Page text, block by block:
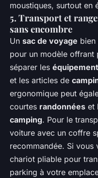
moustiques, surtout en
5. Transport et
sans encombre
Un sac de voyage bien
pour un modèle offrant
séparer les
et les articles de
ergonomique peut
courtes randonnées et
camping. Pour le
voiture avec un coffre
recommandée. Si vous
chariot pliable pour
parking à votre